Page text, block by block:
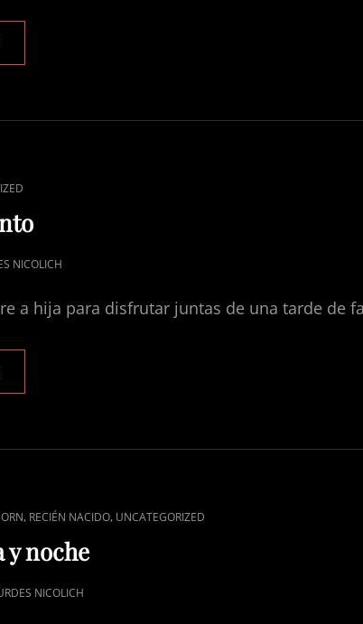
NICOLICH
a hija para disfrutar juntas de una tarde de
, RECIÉN NACIDO, UNCATEGORIZED
y noche
NICOLICH